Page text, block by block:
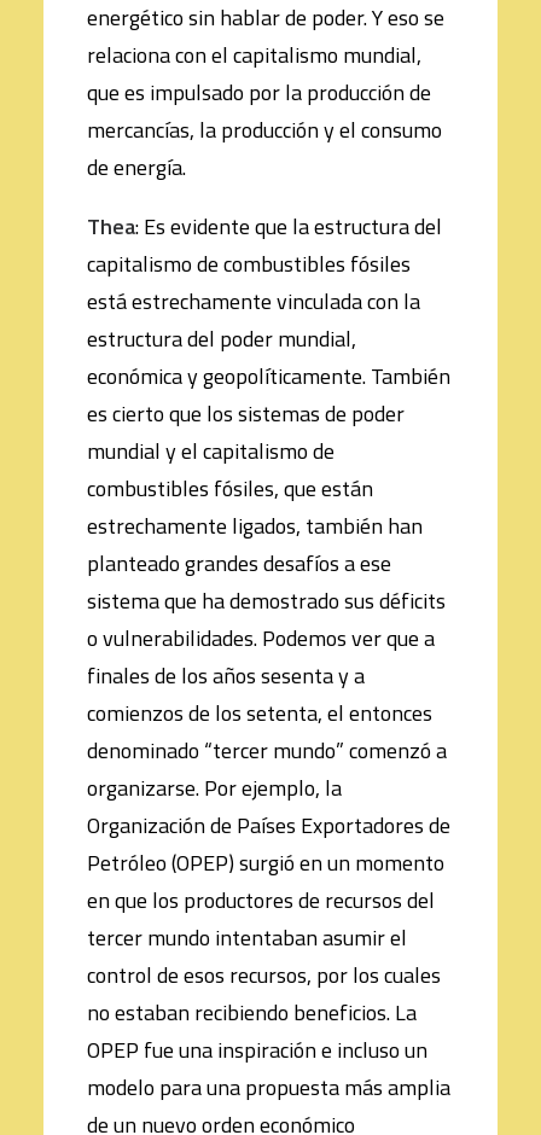
energético sin hablar de poder. Y eso se
relaciona con el capitalismo mundial,
que es impulsado por la producción de
mercancías, la producción y el consumo
de energía.
Thea: Es evidente que la estructura del
capitalismo de combustibles fósiles
está estrechamente vinculada con la
estructura del poder mundial,
económica y geopolíticamente. También
es cierto que los sistemas de poder
mundial y el capitalismo de
combustibles fósiles, que están
estrechamente ligados, también han
planteado grandes desafíos a ese
sistema que ha demostrado sus déficits
o vulnerabilidades. Podemos ver que a
finales de los años sesenta y a
comienzos de los setenta, el entonces
denominado “tercer mundo” comenzó a
organizarse. Por ejemplo, la
Organización de Países Exportadores de
Petróleo (OPEP) surgió en un momento
en que los productores de recursos del
tercer mundo intentaban asumir el
control de esos recursos, por los cuales
no estaban recibiendo beneficios. La
OPEP fue una inspiración e incluso un
modelo para una propuesta más amplia
de un nuevo orden económico